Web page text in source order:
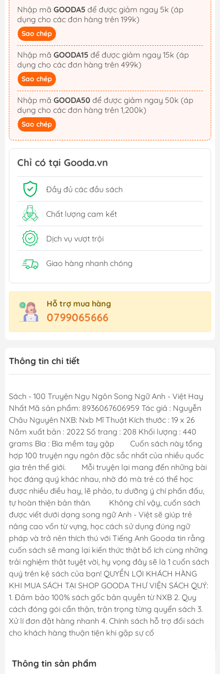
Nhập mã GOODA5
dụng cho các đơn hàng trên 199k)
Sao chép
Nhập mã GOODA15
dụng cho các đơn hàng trên 499k)
Sao chép
Nhập mã GOODA50
dụng cho các đơn hàng trên 1,200k)
Sao chép
Chỉ có tại Gooda.vn
Đầy đủ các đầu sách
Chất lượng cam kết
Dịch vụ vượt trội
Giao hàng nhanh chóng
Hỗ trợ mua hàng
0799065666
Thông tin chi tiết
Sách - 100 Truyện Ngụ Ngôn Song Ngữ Anh - Việt Hay
Nhất Mã sản phẩm: 8936067606959 Tác giả : Nguyễn
Châu Nguyên NXB: Nxb Mĩ Thuật Kích thước : 19 x 26
Năm xuất bản : 2022 Số trang : 208 Khối lượng : 440
grams Bìa : Bìa mềm tay gập Cuốn sách này tổng
hợp 100 truyện ngụ ngôn đặc sắc nhất của nhiều quốc
gia trên thế giới. Mỗi truyện lại mang đến những bài
học đáng quý khác nhau, nhờ đó mà trẻ có thể học
được nhiều điều hay, lẽ phảo, tu dưỡng ý chí phấn đấu,
tự hoàn thiện bản thân. Không chỉ vậy, cuốn sách
được viết dưới dạng song ngữ Anh - Việt sẽ giúp trẻ
nâng cao vốn từ vựng, học cách sử dụng đúng ngữ
pháp và trở nên thích thú với Tiếng Anh Gooda tin rằng
cuốn sách sẽ mang lại kiến thức thật bổ ích cùng những
trải nghiệm thật tuyệt vời, hy vọng đây sẽ là 1 cuốn sách
quý trên kệ sách của bạn! QUYỀN LỢI KHÁCH HÀNG
KHI MUA SÁCH TẠI SHOP GOODA THƯ VIỆN SÁCH QUÝ:
1. Đảm bảo 100% sách gốc bản quyền từ NXB 2. Quy
cách đóng gói cẩn thận, trận trọng từng quyển sách 3.
Xử lí đơn đặt hàng nhanh 4. Chính sách hỗ trợ đổi sách
cho khách hàng thuận tiện khi gặp sự cố
Thông tin sản phẩm